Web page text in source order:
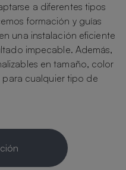
a diferentes tipos
formación y guías
una instalación eficiente
impecable. Además,
en tamaño, color
cualquier tipo de